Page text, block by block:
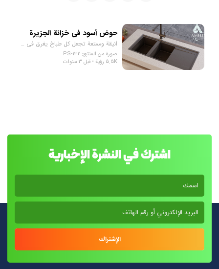
حوض أسود في خزانة الجزيرة
أنيقة وممتعة تجعل كل طباخ يغرق في السعادة.
صورة من المنتج: PS-132
5.5K رؤية • قبل 3 سنوات
اشترك في النشرة الإخبارية
الإشتراك